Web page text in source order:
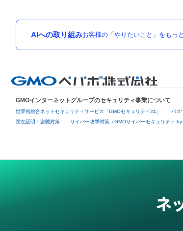
AIへの取り組みお客様の「やりたいこと」をもっ
GMOインターネットグループのセキュリティ事業について
世界初総合ネットセキュリティサービス「GMOセキュリティ24」 パス
実在証明・盗聴対策 サイバー攻撃対策（GMOサイバーセキュリティ by